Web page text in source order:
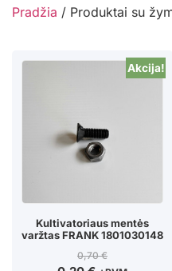
Pradžia / Produktai su
Akcija!
Kultivatoriaus mentės
varžtas FRANK 1801030148
0,70€